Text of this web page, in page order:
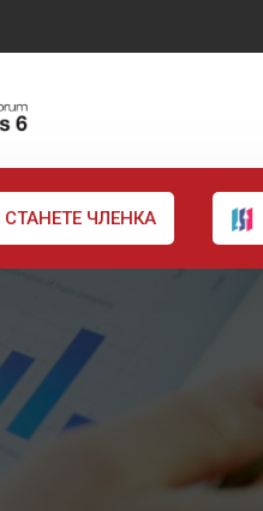
СТАНЕТЕ ЧЛЕНКА